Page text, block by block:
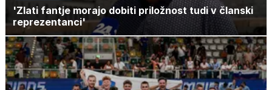
'Zlati fantje morajo dobiti priložnost tudi v članski
reprezentanci'